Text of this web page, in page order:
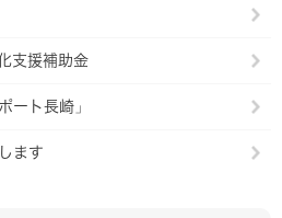
支援補助金
ート長崎」
ます